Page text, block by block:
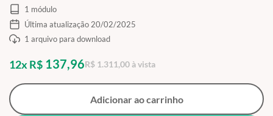
1 módulo
Última atualização 20/02/2025
1 arquivo para download
12x R$ 137,96R$ 1.311,00 à vista
Adicionar ao carrinho